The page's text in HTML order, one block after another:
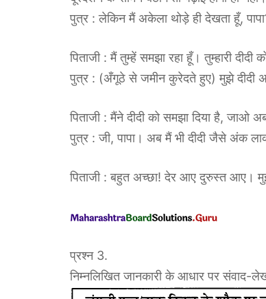
पुत्र : लेकिन मैं अकेला थोड़े ही देखता हूँ,
पिताजी : मैं तुम्हें समझा रहा हूँ। तुम्हारी
पुत्र : (अँगूठे से जमीन कुरेदते हुए) मुझे दीदी
पिताजी : मैंने दीदी को समझा दिया है, जाओ
पुत्र : जी, पापा। अब मैं भी दीदी जैसे अंक
पिताजी : बहुत अच्छा! देर आए दुरुस्त आए।
प्रश्न 3.
निम्नलिखित जानकारी के आधार पर संवाद-